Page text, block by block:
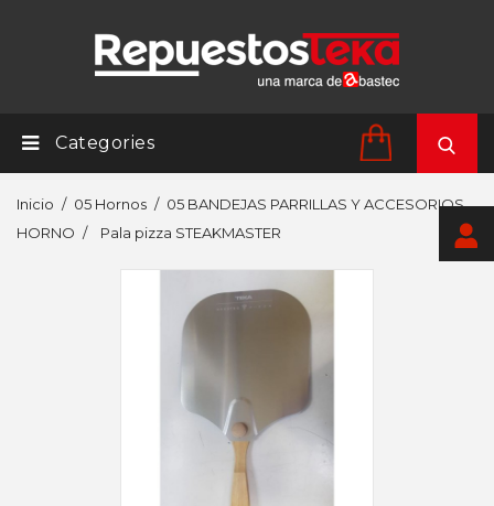
Categories
Inicio 05 Hornos
05 BANDEJAS PARRILLAS Y ACCESORIOS
HORNO
Pala pizza STEAKMASTER